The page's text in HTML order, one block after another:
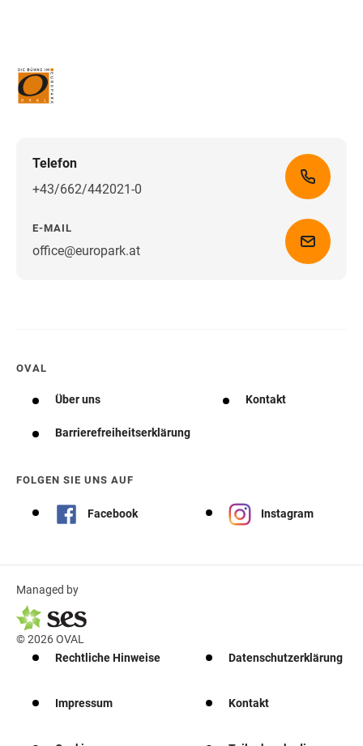
Telefon
+43/662/442021-0
E-MAIL
office@europark.atWegbeschreibung erhalten
OVAL
Über uns Kontakt
Barrierefreiheitserklärung
FOLGEN SIE UNS AUF
Facebook Instagram
Managed by
© 2026 OVAL
Rechtliche Hinweise
Datenschutzerklärung
Impressum Kontakt